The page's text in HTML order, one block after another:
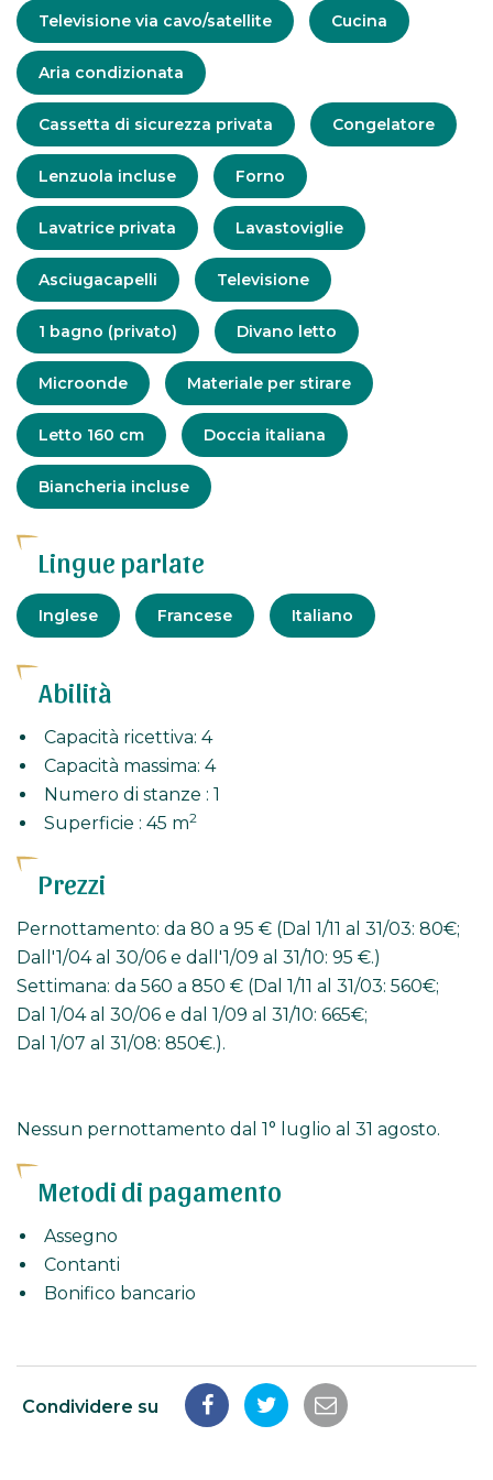
Comodità
Televisione via cavo/satellite Cucina
Aria condizionata
Cassetta di sicurezza privata Congelatore
Lenzuola incluse Forno
Lavatrice privata Lavastoviglie
Asciugacapelli Televisione
1 bagno (privato) Divano letto
Microonde Materiale per stirare
Letto 160 cm Doccia italiana
Biancheria incluse
Lingue parlate
Inglese Francese Italiano
Abilità
Capacità ricettiva: 4
Capacità massima: 4
Numero di stanze : 1
Superficie : 45 m2
Prezzi
Pernottamento: da 80 a 95 € (Dal 1/11 al 31/03: 80€;
Dall'1/04 al 30/06 e dall'1/09 al 31/10: 95 €.)
Settimana: da 560 a 850 € (Dal 1/11 al 31/03: 560€;
Dal 1/04 al 30/06 e dal 1/09 al 31/10: 665€;
Dal 1/07 al 31/08: 850€.).
Nessun pernottamento dal 1° luglio al 31 agosto.
Metodi di pagamento
Assegno
Contanti
Bonifico bancario
Condividere su
CondividiCondividiCondividi